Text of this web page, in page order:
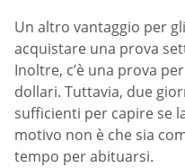
Un altro vantaggio per
acquistare una prova
Inoltre, c’è una prova
dollari. Tuttavia, due
sufficienti per capire se
motivo non è che sia
tempo per abituarsi.